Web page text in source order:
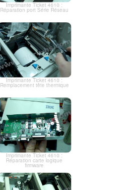
Imprimante Ticket 4610 :
Réparation port Série Réseau
Imprimante Ticket 4610 :
Remplacement tête thermique
Imprimante Ticket 4610 :
Réparation carte logique
firmware